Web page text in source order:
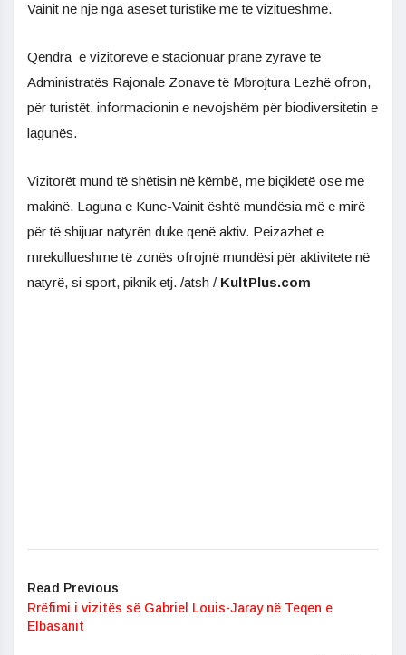
Vainit në një nga aseset turistike më të vizitueshme.
Qendra e vizitorëve e stacionuar pranë zyrave të
Administratës Rajonale Zonave të Mbrojtura Lezhë ofron,
për turistët, informacionin e nevojshëm për biodiversitetin e
lagunës.
Vizitorët mund të shëtisin në këmbë, me biçikletë ose me
makinë. Laguna e Kune-Vainit është mundësia më e mirë
për të shijuar natyrën duke qenë aktiv. Peizazhet e
mrekullueshme të zonës ofrojnë mundësi për aktivitete në
natyrë, si sport, piknik etj. /atsh / KultPlus.com
Read Previous
Rrëfimi i vizitës së Gabriel Louis-Jaray në Teqen e
Elbasanit